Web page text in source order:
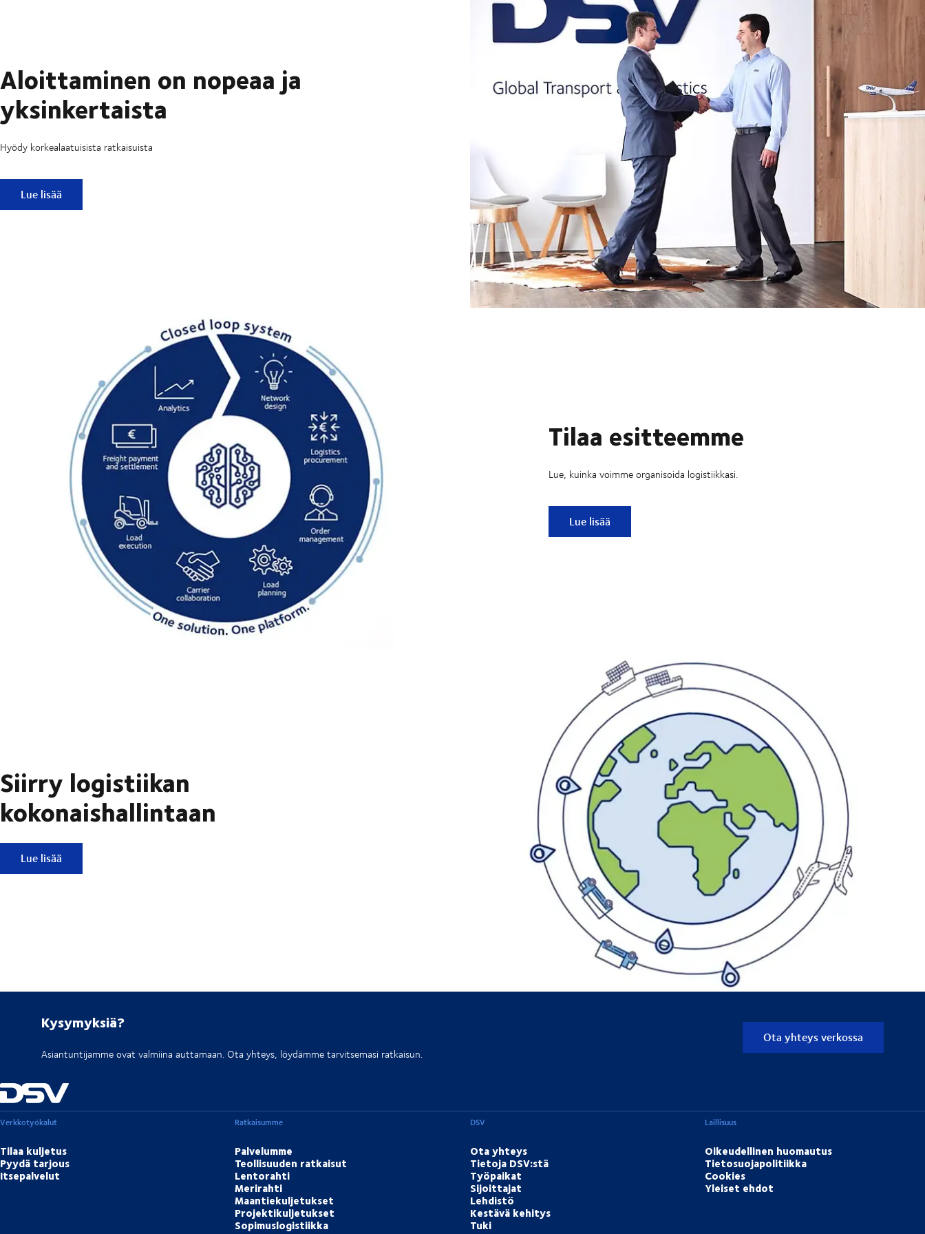
Aloittaminen on nopeaa ja
yksinkertaista
Hyödy korkealaatuisista ratkaisuista
Aloittaminen on nopeaa ja yksinkertaista
Lue lisää
Tilaa esitteemme
Lue, kuinka voimme organisoida logistiikkasi.
Tilaa esitteemme
Lue lisää
Siirry logistiikan
kokonaishallintaan
Siirry logistiikan kokonaishallintaan
Lue lisää
Kysymyksiä?
Asiantuntijamme ovat valmiina auttamaan. Ota yhteys, löydämme tarvitsemasi ratkaisun.
Ota yhteys verkossa
Verkkotyökalut
Tilaa kuljetus
Pyydä tarjous
Itsepalvelut
Ratkaisumme
Palvelumme
Teollisuuden ratkaisut
Lentorahti
Merirahti
Maantiekuljetukset
Projektikuljetukset
Sopimuslogistiikka
DSV
Ota yhteys
Tietoja DSV:stä
Työpaikat
Sijoittajat
Lehdistö
Kestävä kehitys
Tuki
Laillisuus
Oikeudellinen huomautus
Tietosuojapolitiikka
Cookies
Yleiset ehdot